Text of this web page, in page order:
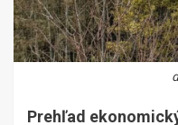
Prehľad